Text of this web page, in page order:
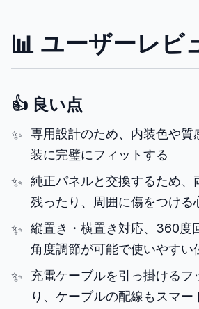
📊 ユーザーレビ
👍 良い点
専用設計のため、内装色や質
装に完璧にフィットする
純正パネルと交換するため、
残ったり、周囲に傷をつける
縦置き・横置き対応、360度
角度調節が可能で使いやすい
充電ケーブルを引っ掛けるフ
り、ケーブルの配線もスマー